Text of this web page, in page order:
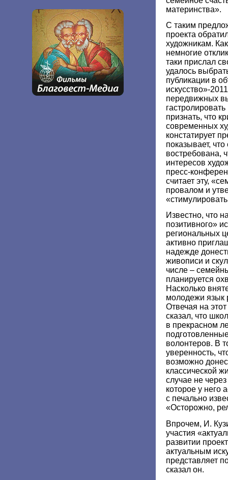
материнства».
С таким
проекта
художникам.
немногие
таки прислал
удалось
публикации в
искусство»-
передвижных
признать, что
современных
констатирует
показывает,
востребована,
интересов
пресс-
считает эту,
провалом и
Известно, что
позитивного»
региональных
активно
надежде
живописи и
числе –
планируется
Насколько
молодежи язык
Отвечая на
сказал, что
в прекрасном
волонтеров. В
уверенность,
возможно
классической
случае не
которое у него
с печально
«Осторожно,
Впрочем, И.
участия
развитии
актуальным
представляет
сказал он.